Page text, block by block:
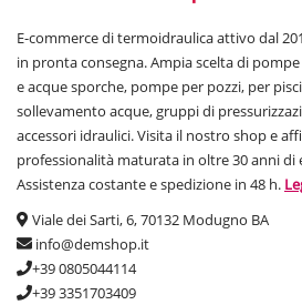
rare le lesioni e le grandi attenzioni
assicura una gestione dell'ordine
crepe durante il trasporto.
Chiedici tutto sull'installazione e il
tecnici preparatissimi di diranno tutti i
ed essere sicuri di incollare il giusto
accessibili, tutte ledimensioni(regolari e
e consigli su i pro e contro di ciascun
per non comprare un piatto doccia on line
E-commerce di termoidraulica attivo dal
in pronta consegna. Ampia scelta di
e acque sporche, pompe per pozzi, per
sollevamento acque, gruppi di
accessori idraulici. Visita il nostro shop e
professionalità maturata in oltre 30 anni di
Assistenza costante e spedizione in 48 h.
Viale dei Sarti, 6, 70132 Modugno BA
info@demshop.it
+39 0805044114
+39 3351703409